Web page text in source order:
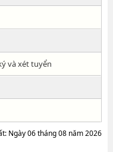
và xét tuyển
Ngày 06 tháng 08 năm 2026